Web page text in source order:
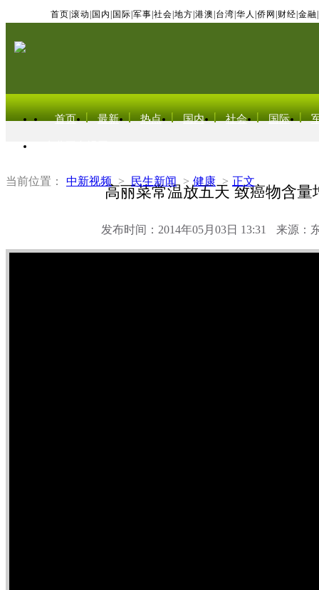
首页 滚动 国内 国际 军事 社会 地方 港澳 台湾 华人 侨网 财经 金融
首页 最新 热点 国内 社会 国际
当前位置： 中新视频 > 民生新闻 > 健康 > 正文
高丽菜常温放五天 致癌物含量
发布时间：2014年05月03日 13:31 来源：